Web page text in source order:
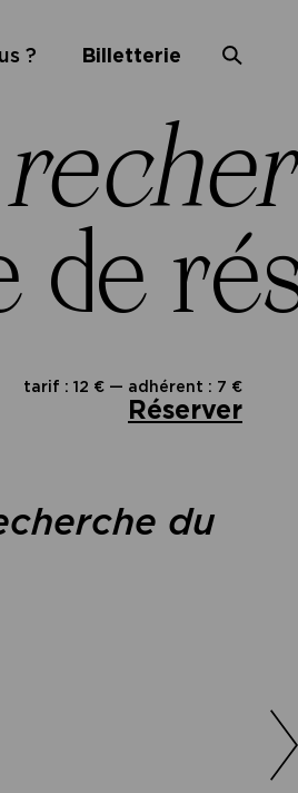
? Billetterie
de
tarif : 12 € — adhérent : 7 €
Réserver
du